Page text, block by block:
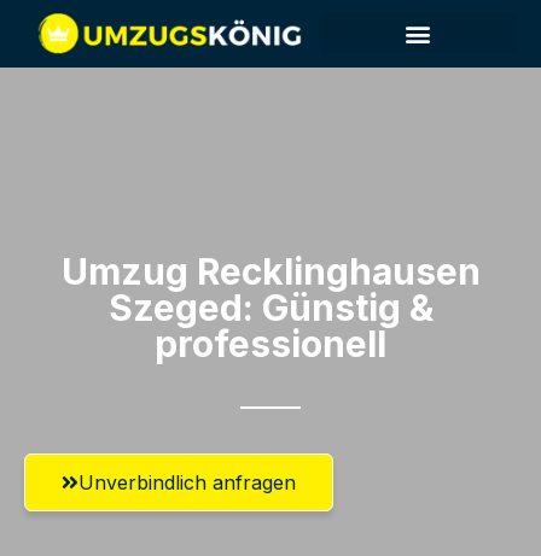
Umzug Recklinghausen​
Szeged: Günstig &
professionell​
Unverbindlich anfragen